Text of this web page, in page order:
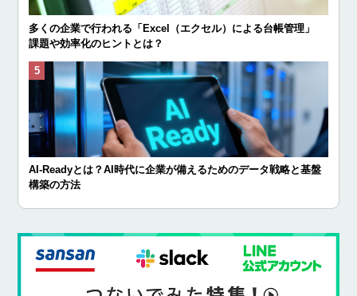
多くの企業で行われる「Excel（エクセル）による台帳管理」
課題や効率化のヒントとは？
AI-Readyとは？AI時代に企業が備えるためのデータ戦略と基盤
構築の方法